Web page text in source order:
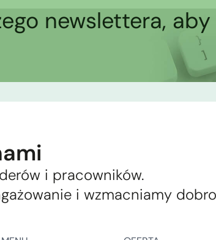
newslettera,
i pracowników.
i wzmacniamy